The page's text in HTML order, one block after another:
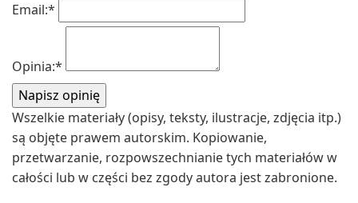
Email:*
Opinia:*
Wszelkie materiały (opisy, teksty, ilustracje, zdjęcia itp.)
są objęte prawem autorskim. Kopiowanie,
przetwarzanie, rozpowszechnianie tych materiałów w
całości lub w części bez zgody autora jest zabronione.